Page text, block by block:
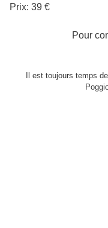
Prix: 39 €
Pour
Il est toujours temps